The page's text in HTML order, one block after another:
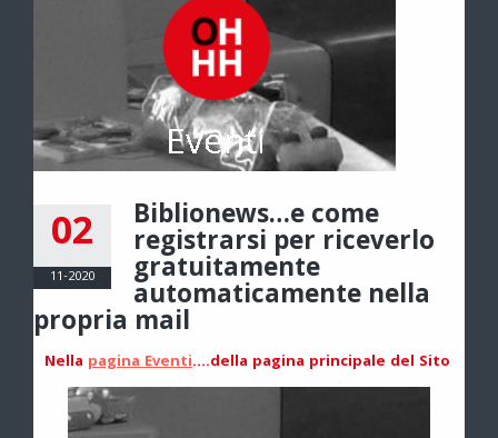
02
11-2020
Biblionews…e come
registrarsi per riceverlo
gratuitamente
automaticamente nella
propria mail
Nella pagina Eventi….della pagina principale del Sito